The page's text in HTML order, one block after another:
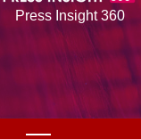
Press Insight 360